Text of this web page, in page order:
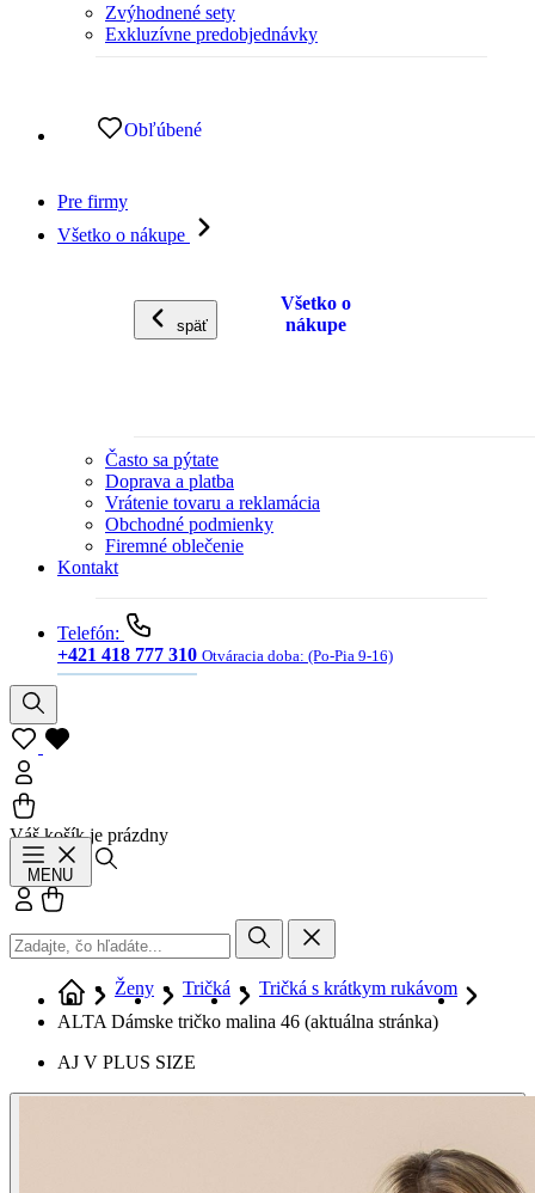
Zvýhodnené sety
Exkluzívne predobjednávky
Obľúbené
Pre firmy
Všetko o nákupe
späť
Všetko o
nákupe
Často sa pýtate
Doprava a platba
Vrátenie tovaru a reklamácia
Obchodné podmienky
Firemné oblečenie
Kontakt
Telefón:
+421 418 777 310 Otváracia doba: (Po-Pia 9-16)
Váš košík je prázdny
MENU
Prihlásiť sa
Ženy Tričká
Tričká s krátkym rukávom
ALTA Dámske tričko malina 46 (aktuálna stránka)
AJ V PLUS SIZE